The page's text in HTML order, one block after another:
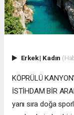
Erkek| Kadın
KÖPRÜLÜ
İSTİHDAM BİR
yanı sıra doğa